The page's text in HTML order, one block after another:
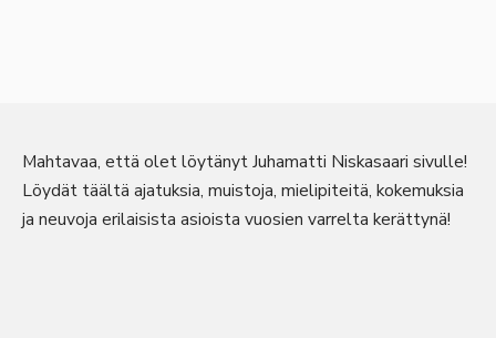
Mahtavaa, että olet löytänyt Juhamatti Niskasaari sivulle!
Löydät täältä ajatuksia, muistoja, mielipiteitä, kokemuksia
ja neuvoja erilaisista asioista vuosien varrelta kerättynä!